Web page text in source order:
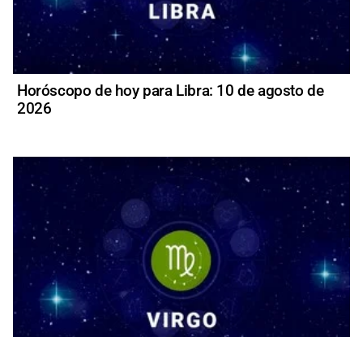
Horóscopo de hoy para Libra: 10 de agosto de
2026